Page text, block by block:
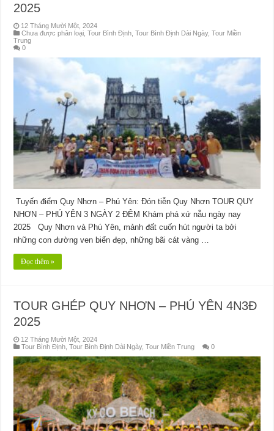
2025
12 Tháng Mười Một, 2024
Chưa được phân loại ,Tour Bình Định ,Tour Bình Định Dài Ngày,Tour Miền
Trung
0
Tuyến điểm Quy Nhơn – Phú Yên: Đón tiễn Quy Nhơn TOUR QUY
NHƠN – PHÚ YÊN 3 NGÀY 2 ĐÊM Khám phá xứ nẫu ngày nay
2025 Quy Nhơn và Phú Yên, mảnh đất cuốn hút người ta bởi
những con đường ven biển đẹp, những bãi cát vàng …
Đọc thêm »
TOUR GHÉP QUY NHƠN – PHÚ YÊN 4N3Đ
2025
12 Tháng Mười Một, 2024
Tour Bình Định ,Tour Bình Định Dài Ngày,Tour Miền Trung 0